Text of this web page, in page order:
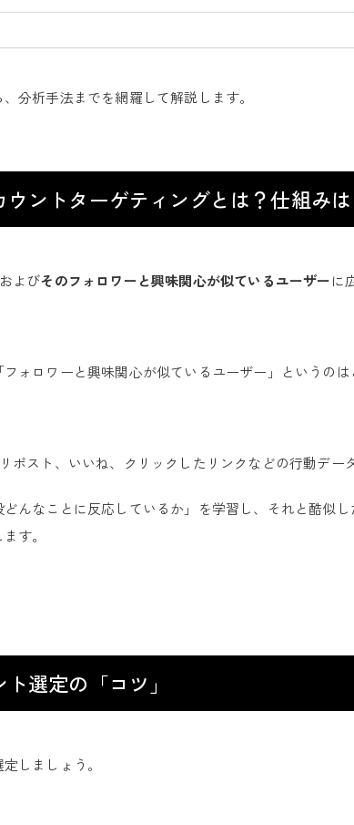
分析手法までを網羅して解説します。
ントターゲティングとは？仕組みは
およびそのフォロワーと興味関心が似ているユーザーに
ォロワーと興味関心が似ているユーザー」というのは
ポスト、いいね、クリックしたリンクなどの行動デー
んなことに反応しているか」を学習し、それと酷似
す。
選定の「コツ」
しましょう。